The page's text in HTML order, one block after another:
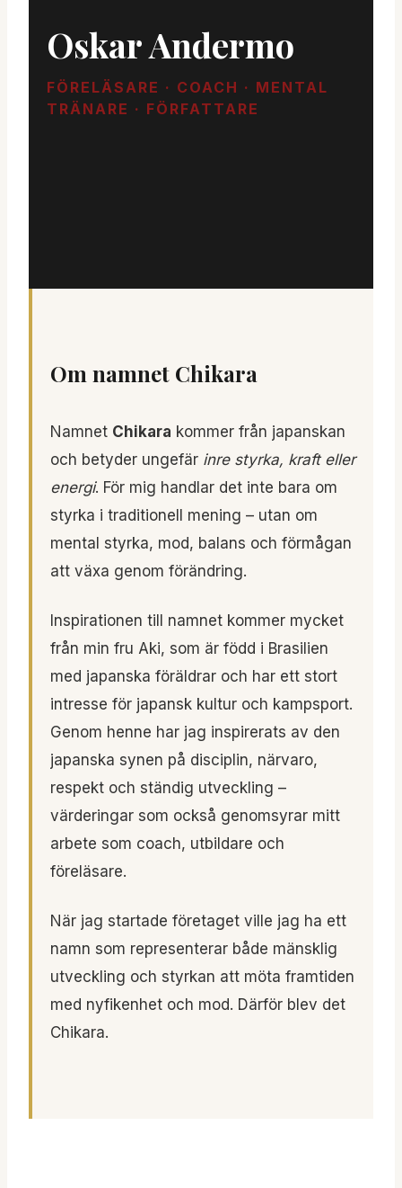
Oskar Andermo
FÖRELÄSARE · COACH · MENTAL
TRÄNARE · FÖRFATTARE
Om namnet Chikara
Namnet Chikara kommer från japanskan
och betyder ungefär inre styrka, kraft eller
energi. För mig handlar det inte bara om
styrka i traditionell mening – utan om
mental styrka, mod, balans och förmågan
att växa genom förändring.
Inspirationen till namnet kommer mycket
från min fru Aki, som är född i Brasilien
med japanska föräldrar och har ett stort
intresse för japansk kultur och kampsport.
Genom henne har jag inspirerats av den
japanska synen på disciplin, närvaro,
respekt och ständig utveckling –
värderingar som också genomsyrar mitt
arbete som coach, utbildare och
föreläsare.
När jag startade företaget ville jag ha ett
namn som representerar både mänsklig
utveckling och styrkan att möta framtiden
med nyfikenhet och mod. Därför blev det
Chikara.